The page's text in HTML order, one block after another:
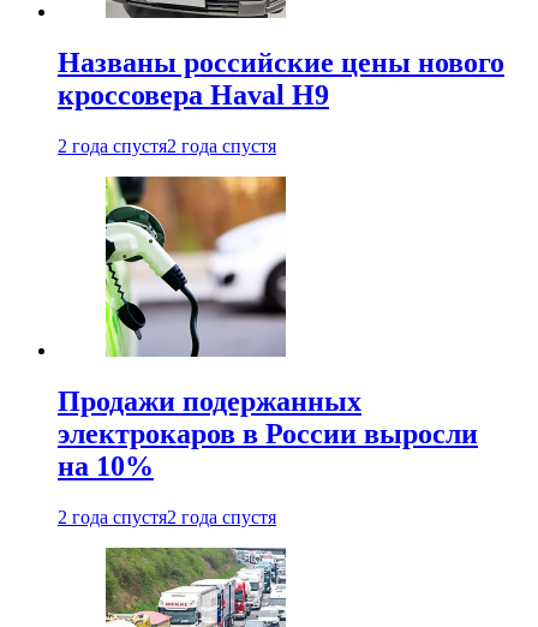
Названы российские цены нового
кроссовера Haval H9
2 года спустя2 года спустя
Продажи подержанных
электрокаров в России выросли
на 10%
2 года спустя2 года спустя